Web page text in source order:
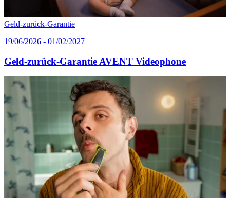
Geld-zurück-Garantie
19/06/2026 - 01/02/2027
Geld-zurück-Garantie AVENT Videophone